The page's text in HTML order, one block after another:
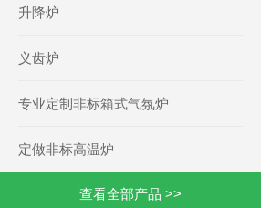
升降炉
义齿炉
专业定制非标箱式气氛炉
定做非标高温炉
查看全部产品 >>